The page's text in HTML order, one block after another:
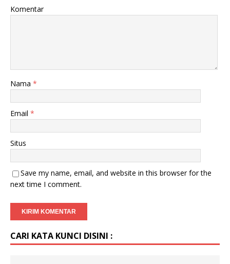
Komentar
Nama *
Email *
Situs
Save my name, email, and website in this browser for the
next time I comment.
CARI KATA KUNCI DISINI :